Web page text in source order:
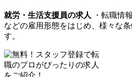
就労・生活支援員の求人 ・転職情
などの雇用形態をはじめ、様々な
す。